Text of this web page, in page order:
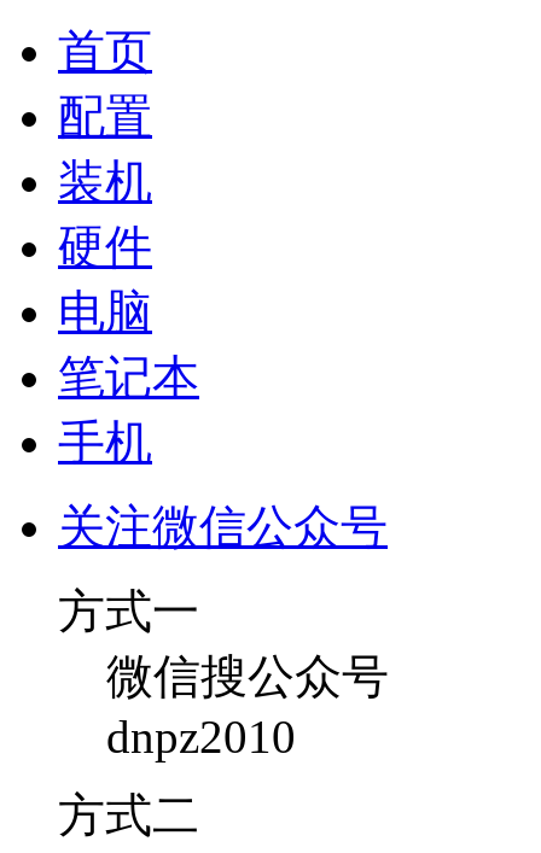
首页
配置
装机
硬件
电脑
笔记本
手机
关注微信公众号
方式一
微信搜公众号
dnpz2010
方式二